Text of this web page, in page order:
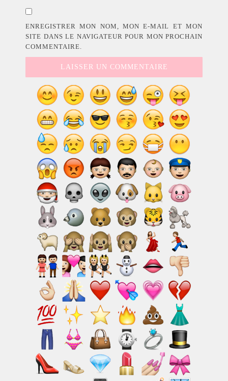
ENREGISTRER MON NOM, MON E-MAIL ET MON
SITE DANS LE NAVIGATEUR POUR MON PROCHAIN
COMMENTAIRE.